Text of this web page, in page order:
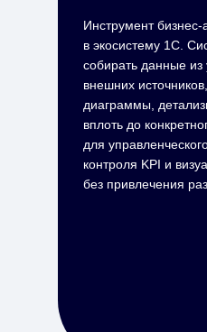
Инструмент
в экосистему 1С.
собирать данные из
внешних
диаграммы,
вплоть до
для
контроля KPI и
без привлечения